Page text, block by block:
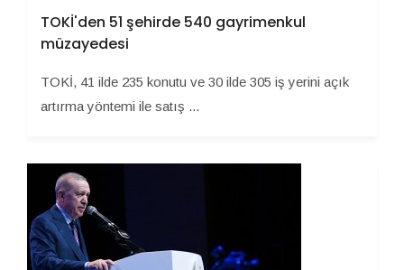
TOKİ'den 51 şehirde 540 gayrimenkul
müzayedesi
TOKİ, 41 ilde 235 konutu ve 30 ilde 305 iş yerini açık
artırma yöntemi ile satış ...